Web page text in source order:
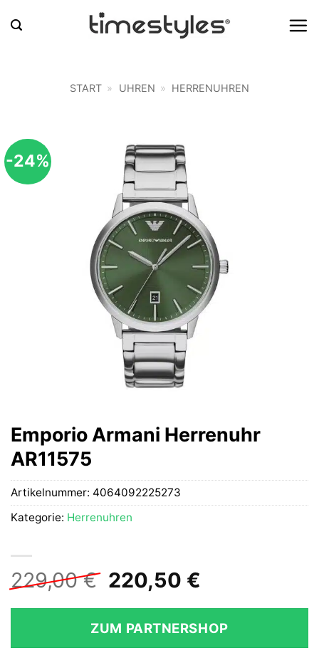
Inhalt
START » UHREN » HERRENUHREN
-24%
Emporio Armani Herrenuhr
AR11575
229,00€ Ursprünglicher
Preis
war:
229,00 €
220,50 €
ist:
220,50 €.
ZUM PARTNERSHOP
Artikelnummer: 4064092225273
Kategorie: Herrenuhren